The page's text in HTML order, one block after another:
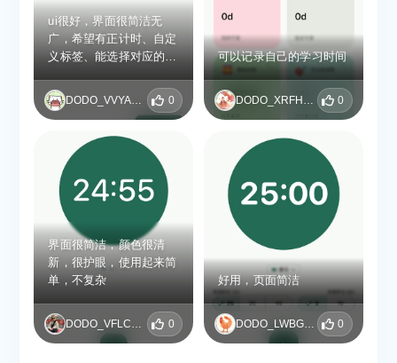
习氛围、自制力尚可的学
专注需求能满足。
ui很好，界面很简洁无
广，希望有正计时、自定
义标签、能选择对应的待
DODO_VVYADFYI 0
可以记录自己的学习时间
DODO_XRFHHVJW 0
界面很简洁，颜色很清
新，很护眼，使用起来简
单，不复杂
0
好用，页面简洁
0